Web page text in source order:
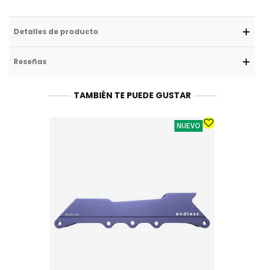
Detalles de producto
Reseñas
TAMBIÉN TE PUEDE GUSTAR
NUEVO